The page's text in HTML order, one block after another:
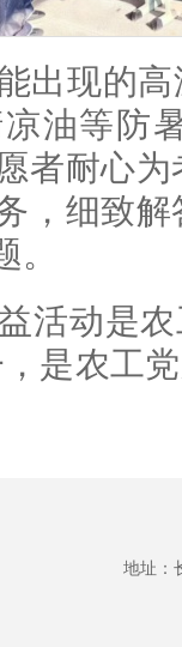
出现的
油等防
者耐心
，细致
活动是
是农工
地址：